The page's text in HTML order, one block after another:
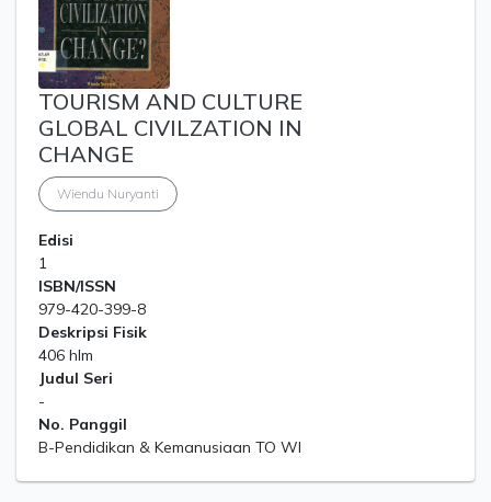
TOURISM AND CULTURE
GLOBAL CIVILZATION IN
CHANGE
Wiendu Nuryanti
Edisi
1
ISBN/ISSN
979-420-399-8
Deskripsi Fisik
406 hlm
Judul Seri
-
No. Panggil
B-Pendidikan & Kemanusiaan TO WI